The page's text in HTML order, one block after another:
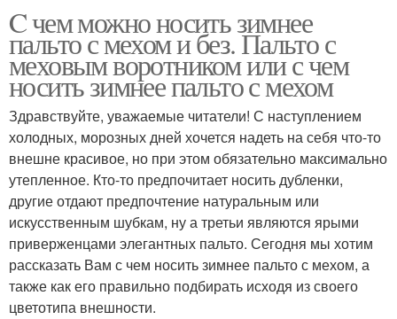
C чем можно носить зимнее
пальто с мехом и без. Пальто с
меховым воротником или с чем
носить зимнее пальто с мехом
Здравствуйте, уважаемые читатели! С наступлением
холодных, морозных дней хочется надеть на себя что-то
внешне красивое, но при этом обязательно максимально
утепленное. Кто-то предпочитает носить дубленки,
другие отдают предпочтение натуральным или
искусственным шубкам, ну а третьи являются ярыми
приверженцами элегантных пальто. Сегодня мы хотим
рассказать Вам с чем носить зимнее пальто с мехом, а
также как его правильно подбирать исходя из своего
цветотипа внешности.